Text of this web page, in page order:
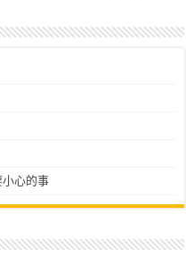
心的事